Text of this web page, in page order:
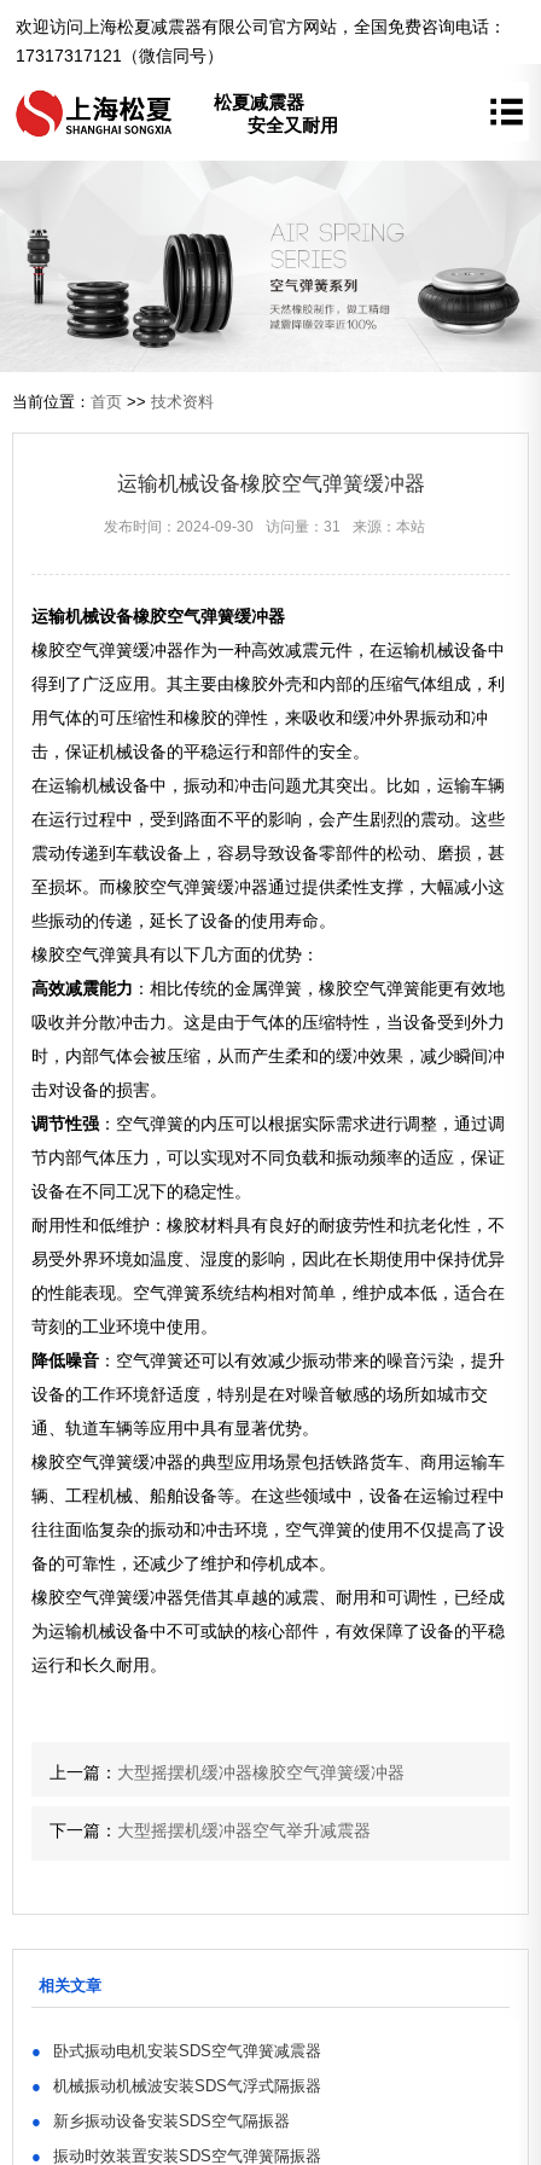
欢迎访问上海松夏减震器有限公司官方网站，全国免费咨询电话：
17317317121（微信同号）
松夏减震器
安全又耐用
当前位置： 首页 >> 技术资料
运输机械设备橡胶空气弹簧缓冲器
发布时间：2024-09-30 访问量：31 来源：本站
运输机械设备橡胶空气弹簧缓冲器
橡胶空气弹簧缓冲器作为一种高效减震元件，在运输机械设备中
得到了广泛应用。其主要由橡胶外壳和内部的压缩气体组成，利
用气体的可压缩性和橡胶的弹性，来吸收和缓冲外界振动和冲
击，保证机械设备的平稳运行和部件的安全。
在运输机械设备中，振动和冲击问题尤其突出。比如，运输车辆
在运行过程中，受到路面不平的影响，会产生剧烈的震动。这些
震动传递到车载设备上，容易导致设备零部件的松动、磨损，甚
至损坏。而橡胶空气弹簧缓冲器通过提供柔性支撑，大幅减小这
些振动的传递，延长了设备的使用寿命。
橡胶空气弹簧具有以下几方面的优势：
高效减震能力 ：相比传统的金属弹簧，橡胶空气弹簧能更有效地
吸收并分散冲击力。这是由于气体的压缩特性，当设备受到外力
时，内部气体会被压缩，从而产生柔和的缓冲效果，减少瞬间冲
击对设备的损害。
调节性强 ：空气弹簧的内压可以根据实际需求进行调整，通过调
节内部气体压力，可以实现对不同负载和振动频率的适应，保证
设备在不同工况下的稳定性。
耐用性和低维护：橡胶材料具有良好的耐疲劳性和抗老化性，不
易受外界环境如温度、湿度的影响，因此在长期使用中保持优异
的性能表现。空气弹簧系统结构相对简单，维护成本低，适合在
苛刻的工业环境中使用。
降低噪音 ：空气弹簧还可以有效减少振动带来的噪音污染，提升
设备的工作环境舒适度，特别是在对噪音敏感的场所如城市交
通、轨道车辆等应用中具有显著优势。
橡胶空气弹簧缓冲器的典型应用场景包括铁路货车、商用运输车
辆、工程机械、船舶设备等。在这些领域中，设备在运输过程中
往往面临复杂的振动和冲击环境，空气弹簧的使用不仅提高了设
备的可靠性，还减少了维护和停机成本。
橡胶空气弹簧缓冲器凭借其卓越的减震、耐用和可调性，已经成
为运输机械设备中不可或缺的核心部件，有效保障了设备的平稳
运行和长久耐用。
上一篇： 大型摇摆机缓冲器橡胶空气弹簧缓冲器
下一篇： 大型摇摆机缓冲器空气举升减震器
相关文章
●
卧式振动电机安装SDS空气弹簧减震器
●
机械振动机械波安装SDS气浮式隔振器
●
新乡振动设备安装SDS空气隔振器
●
振动时效装置安装SDS空气弹簧隔振器